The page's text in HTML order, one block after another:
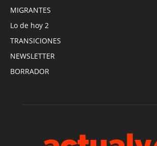
MIGRANTES
Lo de hoy 2
TRANSICIONES
NEWSLETTER
BORRADOR